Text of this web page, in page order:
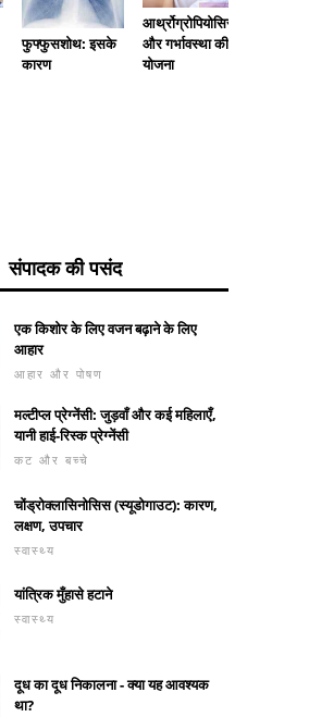
फुफ्फुसशोथ: इसके
कारण
आर्थ्रोग्रोपियोसिस
और गर्भावस्था की
योजना
संपादक की पसंद
एक किशोर के लिए वजन बढ़ाने के लिए
आहार
आहार और पोषण
मल्टीप्ल प्रेग्नेंसी: जुड़वाँ और कई महिलाएँ,
यानी हाई-रिस्क प्रेग्नेंसी
कट और बच्चे
चोंड्रोक्लासिनोसिस (स्यूडोगाउट): कारण,
लक्षण, उपचार
स्वास्थ्य
यांत्रिक मुँहासे हटाने
स्वास्थ्य
दूध का दूध निकालना - क्या यह आवश्यक
था?